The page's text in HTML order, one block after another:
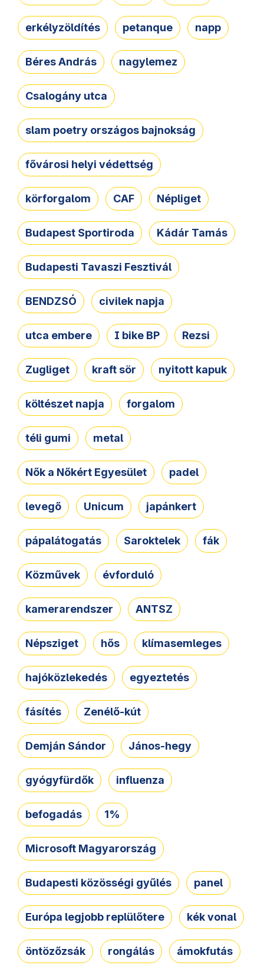
erkélyzöldítés petanque napp
Béres András nagylemez
Csalogány utca
slam poetry országos bajnokság
fővárosi helyi védettség
körforgalom CAF Népliget
Budapest Sportiroda Kádár Tamás
Budapesti Tavaszi Fesztivál
BENDZSÓ civilek napja
utca embere I bike BP Rezsi
Zugliget kraft sör nyitott kapuk
költészet napja forgalom
téli gumi metal
Nők a Nőkért Egyesület padel
levegő Unicum japánkert
pápalátogatás Saroktelek fák
Közművek évforduló
kamerarendszer ANTSZ
Népsziget hős klímasemleges
hajóközlekedés egyeztetés
fásítés Zenélő-kút
Demján Sándor János-hegy
gyógyfürdők influenza
befogadás 1%
Microsoft Magyarország
Budapesti közösségi gyűlés panel
Európa legjobb replülőtere kék vonal
öntözőzsák rongálás ámokfutás